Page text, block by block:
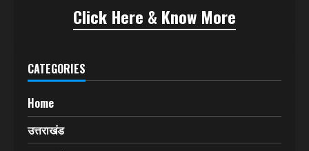
Click Here & Know More
CATEGORIES
Home
उत्तराखंड